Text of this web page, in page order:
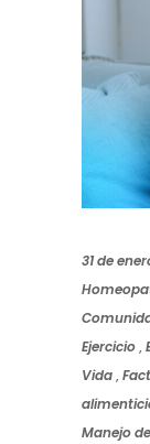
31 de
Ejercicio,
Vida,
Manejo